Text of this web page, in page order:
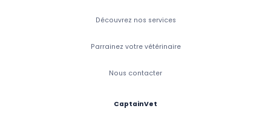
Découvrez nos services
Parrainez votre vétérinaire
Nous contacter
CaptainVet